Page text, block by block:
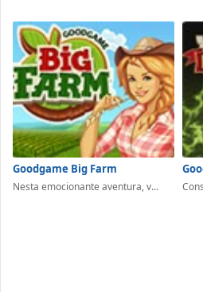
Goodgame Big Farm
Nesta emocionante aventura, v...